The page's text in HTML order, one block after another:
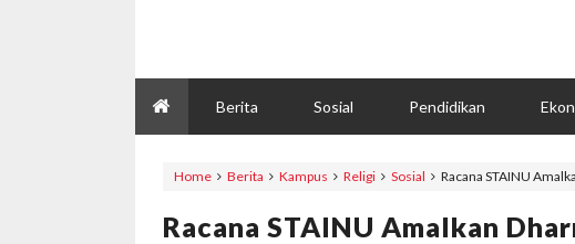
Berita Sosial Pendidikan
Home Berita Kampus Religi Sosial Racana STAINU
Racana STAINU Amalkan